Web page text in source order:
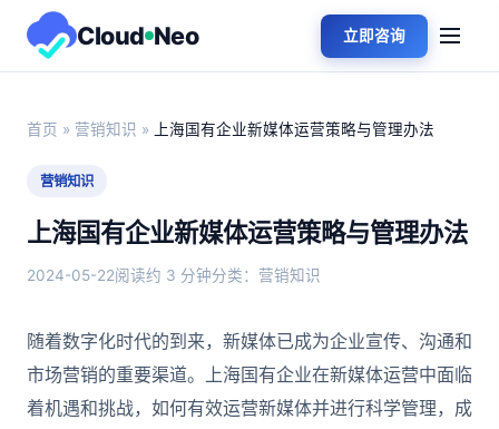
Cloud Neo 立即咨询
首页 » 营销知识 » 上海国有企业新媒体运营策略与管理办法
营销知识
上海国有企业新媒体运营策略与管理办法
2024-05-22阅读约 3 分钟分类：营销知识
随着数字化时代的到来，新媒体已成为企业宣传、沟通和
市场营销的重要渠道。上海国有企业在新媒体运营中面临
着机遇和挑战，如何有效运营新媒体并进行科学管理，成